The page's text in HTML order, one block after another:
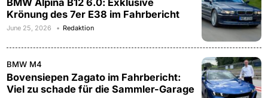
BMW Alpina B12 6.0: Exklusive
Krönung des 7er E38 im Fahrbericht
June 25, 2026 Redaktion
BMW M4
Bovensiepen Zagato im Fahrbericht:
Viel zu schade für die Sammler-Garage